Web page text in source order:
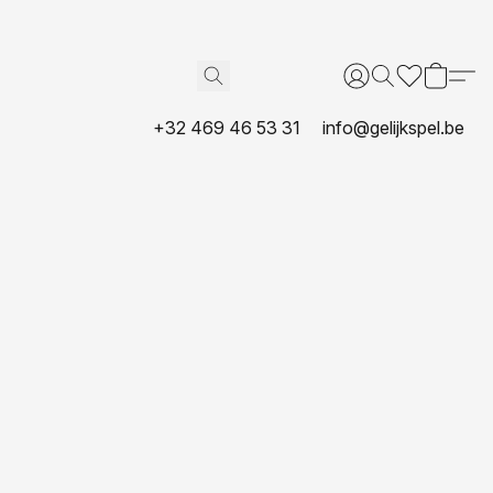
+32 469 46 53 31 info@gelijkspel.be